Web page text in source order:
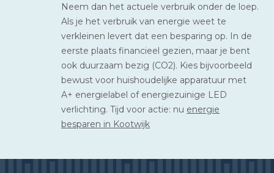
Neem dan het actuele verbruik onder de loep.
Als je het verbruik van energie weet te
verkleinen levert dat een besparing op. In de
eerste plaats financieel gezien, maar je bent
ook duurzaam bezig (CO2). Kies bijvoorbeeld
bewust voor huishoudelijke apparatuur met
A+ energielabel of energiezuinige LED
verlichting. Tijd voor actie: nu energie
besparen in Kootwijk